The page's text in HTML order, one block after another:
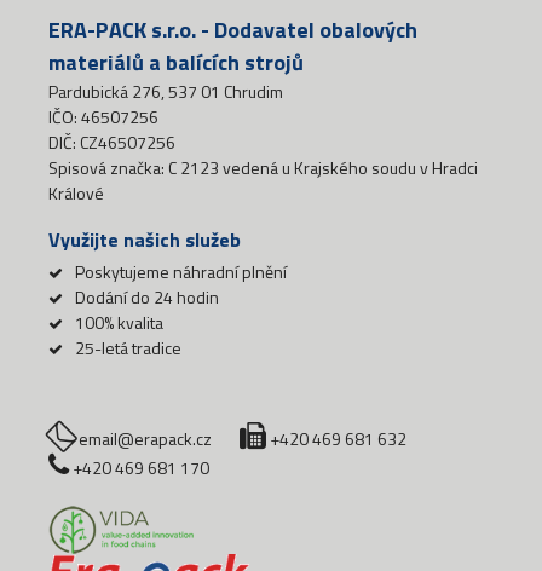
ERA-PACK s.r.o. - Dodavatel obalových
materiálů a balících strojů
Pardubická 276, 537 01 Chrudim
IČO: 46507256
DIČ: CZ46507256
Spisová značka: C 2123 vedená u Krajského soudu v Hradci
Králové
Využijte našich služeb
Poskytujeme náhradní plnění
Dodání do 24 hodin
100% kvalita
25-letá tradice
email@erapack.cz
+420 469 681 632
+420 469 681 170